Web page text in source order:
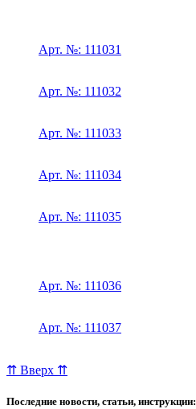
Арт. №: 111031
Арт. №: 111032
Арт. №: 111033
Арт. №: 111034
Арт. №: 111035
Арт. №: 111036
Арт. №: 111037
⇈ Вверх ⇈
Последние новости, статьи, инструкции: